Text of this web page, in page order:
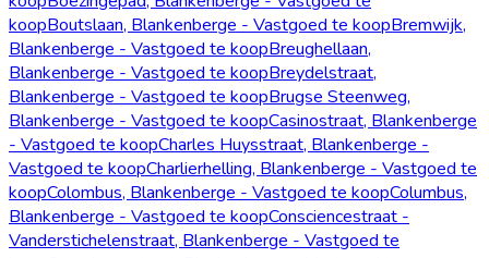
koopBoutslaan, Blankenberge - Vastgoed te koopBremwijk,
Blankenberge - Vastgoed te koopBreughellaan,
Blankenberge - Vastgoed te koopBreydelstraat,
Blankenberge - Vastgoed te koopBrugse Steenweg,
Blankenberge - Vastgoed te koopCasinostraat, Blankenberge
- Vastgoed te koopCharles Huysstraat, Blankenberge -
Vastgoed te koopCharlierhelling, Blankenberge - Vastgoed te
koopColombus, Blankenberge - Vastgoed te koopColumbus,
Blankenberge - Vastgoed te koopConsciencestraat -
Vanderstichelenstraat, Blankenberge - Vastgoed te